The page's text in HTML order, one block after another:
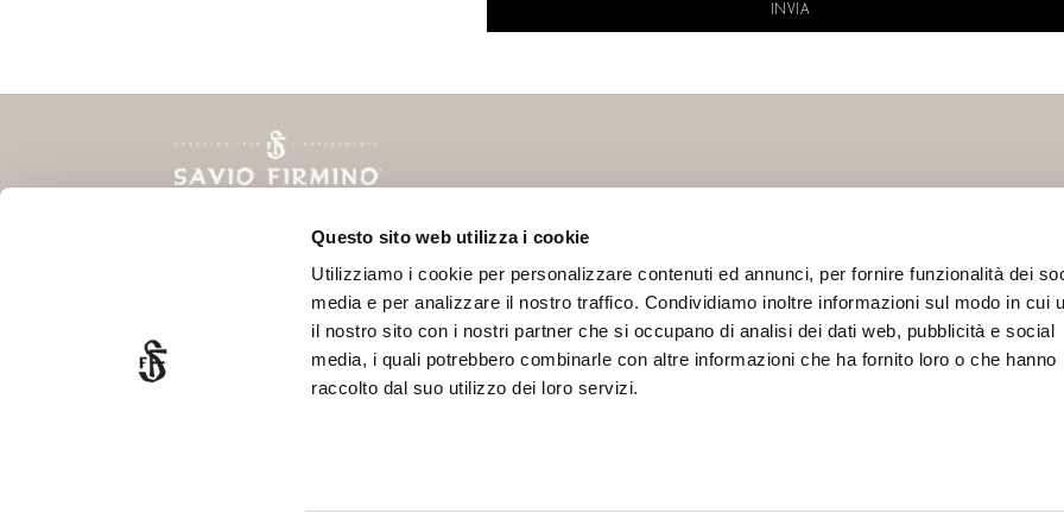
Questo sito web utilizza i cookie
Utilizziamo i cookie per personalizzare contenuti ed annunci, per fornire funzionalità dei
media e per analizzare il nostro traffico. Condividiamo inoltre informazioni sul modo in cui
il nostro sito con i nostri partner che si occupano di analisi dei dati web, pubblicità e social
media, i quali potrebbero combinarle con altre informazioni che ha fornito loro o che hanno
raccolto dal suo utilizzo dei loro servizi.
50018 Scandicci - FIRENZE
P.Iva 06378770488
Ph. +39 055 720466
info@saviofirmino.com
INFO
Contacts
Terms and conditions
Privacy Policy